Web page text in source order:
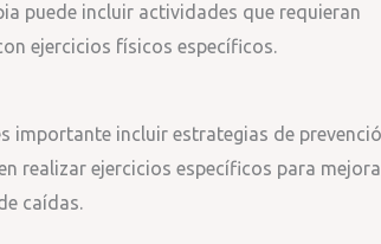
puede incluir actividades que requieran
ejercicios físicos específicos.
importante incluir estrategias de
realizar ejercicios específicos para
caídas.